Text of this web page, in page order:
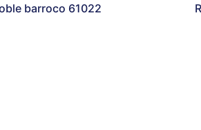
barroco 61022